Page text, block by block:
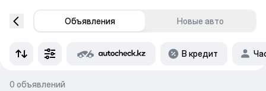
Объявления Новые авто
В кредит
0 объявлений